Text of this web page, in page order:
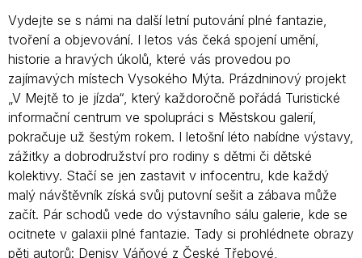
Vydejte se s námi na další letní putování plné fantazie,
tvoření a objevování. I letos vás čeká spojení umění,
historie a hravých úkolů, které vás provedou po
zajímavých místech Vysokého Mýta. Prázdninový projekt
„V Mejtě to je jízda“, který každoročně pořádá Turistické
informační centrum ve spolupráci s Městskou galerií,
pokračuje už šestým rokem. I letošní léto nabídne výstavy,
zážitky a dobrodružství pro rodiny s dětmi či dětské
kolektivy. Stačí se jen zastavit v infocentru, kde každý
malý návštěvník získá svůj putovní sešit a zábava může
začít. Pár schodů vede do výstavního sálu galerie, kde se
ocitnete v galaxii plné fantazie. Tady si prohlédnete obrazy
pěti autorů: Denisy Váňové z České Třebové,